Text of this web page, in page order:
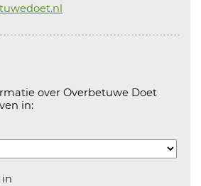
over Overbetuwe Doet
in:Aanvinken om informatie over
in